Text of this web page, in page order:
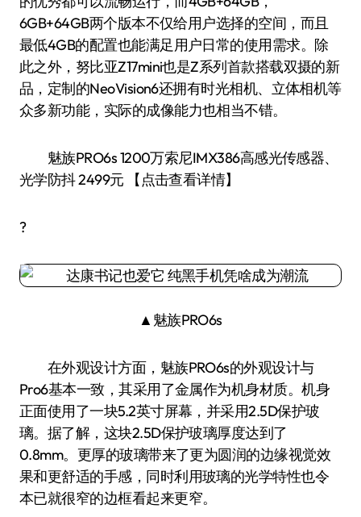
6GB+64GB两个版本不仅给用户选择的空间，而且
最低4GB的配置也能满足用户日常的使用需求。除
此之外，努比亚Z17mini也是Z系列首款搭载双摄的新
品，定制的NeoVision6还拥有时光相机、立体相机等
众多新功能，实际的成像能力也相当不错。
魅族PRO6s 1200万索尼IMX386高感光传感器、
光学防抖 2499元 【点击查看详情】
?
▲魅族PRO6s
在外观设计方面，魅族PRO6s的外观设计与
Pro6基本一致，其采用了金属作为机身材质。机身
正面使用了一块5.2英寸屏幕，并采用2.5D保护玻
璃。据了解，这块2.5D保护玻璃厚度达到了
0.8mm。更厚的玻璃带来了更为圆润的边缘视觉效
果和更舒适的手感，同时利用玻璃的光学特性也令
本已就很窄的边框看起来更窄。